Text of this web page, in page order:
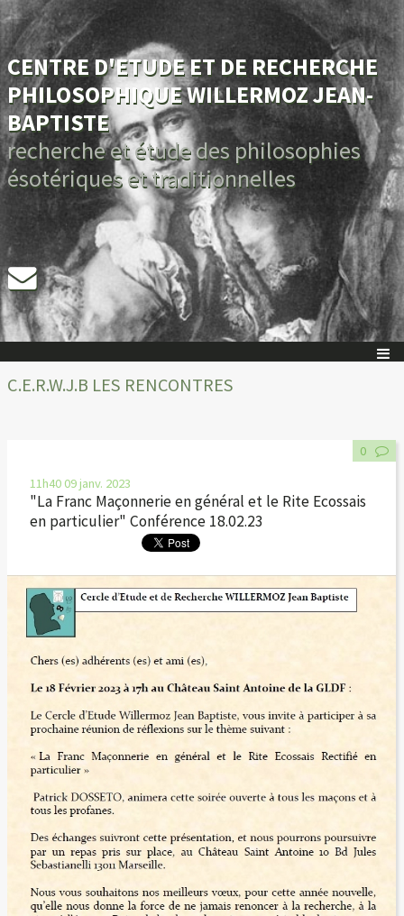
CENTRE D'ETUDE ET DE RECHERCHE
PHILOSOPHIQUE WILLERMOZ JEAN-
BAPTISTE
recherche et étude des philosophies
ésotériques et traditionnelles
C.E.R.W.J.B LES RENCONTRES
11h40 09janv. 2023
"La Franc Maçonnerie en général et le Rite Ecossais
en particulier" Conférence 18.02.23
0